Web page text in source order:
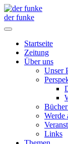
der funke
Startseite
Zeitung
Über uns
Unser
Werde
Links